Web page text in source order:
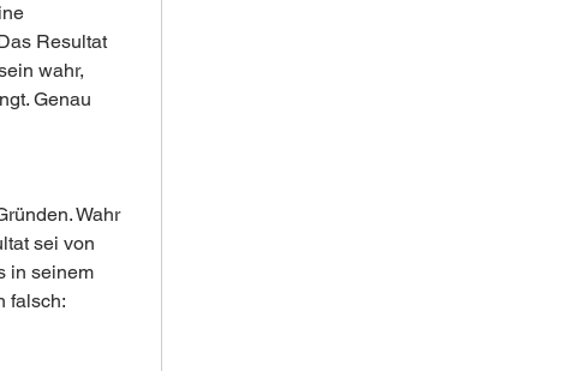
Resultat
wahr,
Genau
Wahr
sei von
in seinem
falsch: